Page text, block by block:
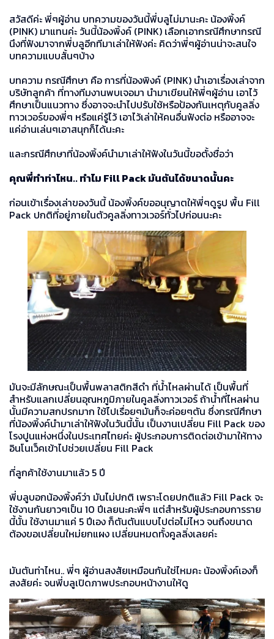
สวัสดีค่ะ พี่ๆผู้อ่าน บทความของวันนี้พี่บลูไม่มานะคะ น้องพิ้งค์
(PINK) มาแทนค่ะ วันนี้น้องพิ้งค์ (PINK) เลือกเอากรณีศึกษากรณี
นึงที่ฟังมาจากพี่บลูอีกทีมาเล่าให้ฟังค่ะ คิดว่าพี่ๆผู้อ่านน่าจะสนใจ
บทความแบบสั้นๆบ้าง
บทความ กรณีศึกษา คือ การที่น้องพิงค์ (PINK) นำเอาเรื่องเล่าจาก
บริษัทลูกค้า ที่ทางทีมงานพบเจอมา นำมาเขียนให้พี่ๆผู้อ่าน เอาไว้
ศึกษาเป็นแนวทาง ซึ่งอาจจะนำไปปรับใช้หรือป้องกันเหตุกับคูลลิ่ง
ทาวเวอร์ของพี่ๆ หรือแค่รู้ไว้ เอาไว้เล่าให้คนอื่นฟังต่อ หรืออาจจะ
แค่อ่านเล่นๆเอาสนุกก็ได้นะคะ
และกรณีศึกษาที่น้องพิ้งค์นำมาเล่าให้ฟังในวันนี้ขอตั้งชื่อว่า
คุณพี่ทำท่าไหน.. ทำไม Fill Pack มันตันได้ขนาดนั้นคะ
ก่อนเข้าเรื่องเล่าของวันนี้ น้องพิ้งค์ขออนุญาตให้พี่ๆดูรูป พื้น Fill
Pack ปกติที่อยู่ภายในตัวคูลลิ่งทาวเวอร์ทั่วไปก่อนนะคะ
มันจะมีลักษณะเป็นพื้นพลาสติกสีดำ ที่น้ำไหลผ่านได้ เป็นพื้นที่
สำหรับแลกเปลี่ยนอุณหภูมิภายในคูลลิ่งทาวเวอร์ ถ้าน้ำที่ไหลผ่าน
นั้นมีความสกปรกมาก ใช้ไปเรื่อยๆมันก็จะค่อยๆตัน ซึ่งกรณีศึกษา
ที่น้องพิ้งค์นำมาเล่าให้ฟังในวันนี้นั้น เป็นงานเปลี่ยน Fill Pack ของ
โรงปูนแห่งหนึ่งในประเทศไทยค่ะ ผู้ประกอบการติดต่อเข้ามาให้ทาง
อินโนเว็คเข้าไปช่วยเปลี่ยน Fill Pack
ที่ลูกค้าใช้งานมาแล้ว 5 ปี
พี่บลูบอกน้องพิ้งค์ว่า มันไม่ปกติ เพราะโดยปกติแล้ว Fill Pack จะ
ใช้งานกันยาวๆเป็น 10 ปีเลยนะคะพี่ๆ แต่สำหรับผู้ประกอบการราย
นี้นั้น ใช้งานมาแค่ 5 ปีเอง ก็ตันตันแบบไปต่อไม่ไหว จนถึงขนาด
ต้องขอเปลี่ยนใหม่ยกแผง เปลี่ยนหมดทั้งคูลลิ่งเลยค่ะ
มันตันท่าไหน.. พี่ๆ ผู้อ่านสงสัยเหมือนกันใช่ไหมคะ น้องพิ้งค์เองก็
สงสัยค่ะ จนพี่บลูเปิดภาพประกอบหน้างานให้ดู